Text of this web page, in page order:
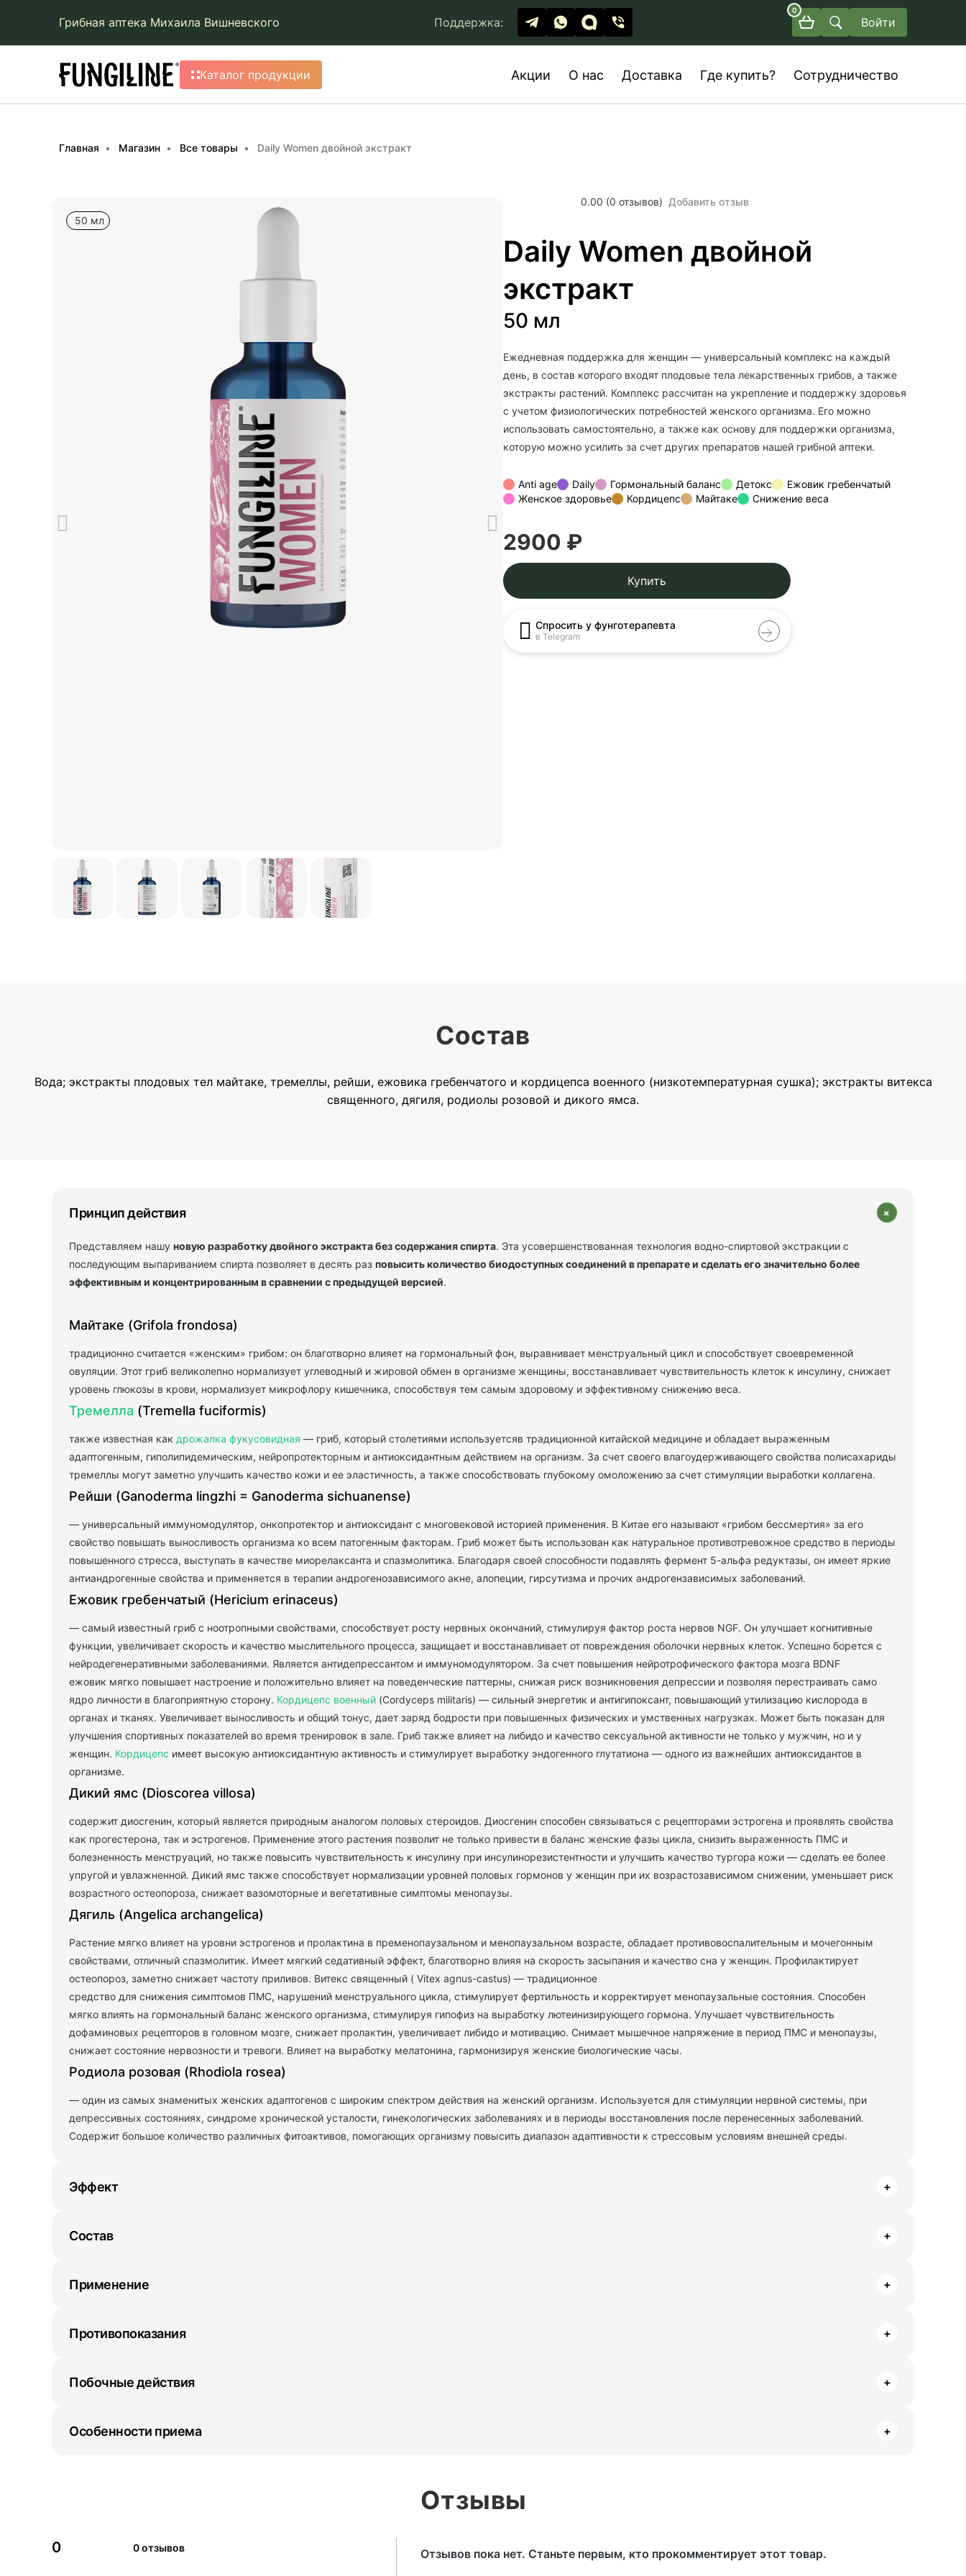
Грибная аптека Михаила Вишневского Поддержка:
0
Войти
Каталог продукции Акции О нас Доставка Где купить? Сотрудничество
Главная Магазин Все товары Daily Women двойной экстракт
50 мл
0.00 (0 отзывов) Добавить отзыв
Daily Women двойной
экстракт
50 мл
Ежедневная поддержка для женщин — универсальный комплекс на каждый
день, в состав которого входят плодовые тела лекарственных грибов, а также
экстракты растений. Комплекс рассчитан на укрепление и поддержку здоровья
с учетом физиологических потребностей женского организма. Его можно
использовать самостоятельно, а также как основу для поддержки организма,
которую можно усилить за счет других препаратов нашей грибной аптеки.
Anti age Daily Гормональный баланс Детокс
Ежовик гребенчатый
Женское здоровье
Кордицепс Майтаке Снижение веса
2900 ₽
Купить
Спросить у фунготерапевта
в Telegram
Состав
Вода; экстракты плодовых тел майтаке, тремеллы, рейши, ежовика гребенчатого и кордицепса военного (низкотемпературная сушка); экстракты витекса
священного, дягиля, родиолы розовой и дикого ямса.
Принцип действия +
Представляем нашу новую разработку двойного экстракта без содержания спирта. Эта усовершенствованная технология водно-спиртовой экстракции с
последующим выпариванием спирта позволяет в десять раз повысить количество биодоступных соединений в препарате и сделать его значительно более
эффективным и концентрированным в сравнении с предыдущей версией.
Майтаке (Grifola frondosa)
традиционно считается «женским» грибом: он благотворно влияет на гормональный фон, выравнивает менструальный цикл и способствует своевременной
овуляции. Этот гриб великолепно нормализует углеводный и жировой обмен в организме женщины, восстанавливает чувствительность клеток к инсулину, снижает
уровень глюкозы в крови, нормализует микрофлору кишечника, способствуя тем самым здоровому и эффективному снижению веса.
Тремелла (Tremella fuciformis)
также известная как дрожалка фукусовидная — гриб, который столетиями используетсяв традиционной китайской медицине и обладает выраженным
адаптогенным, гиполипидемическим, нейропротекторным и антиоксидантным действием на организм. За счет своего влагоудерживающего свойства полисахариды
тремеллы могут заметно улучшить качество кожи и ее эластичность, а также способствовать глубокому омоложению за счет стимуляции выработки коллагена.
Рейши (Ganoderma lingzhi = Ganoderma sichuanense)
— универсальный иммуномодулятор, онкопротектор и антиоксидант с многовековой историей применения. В Китае его называют «грибом бессмертия» за его
свойство повышать выносливость организма ко всем патогенным факторам. Гриб может быть использован как натуральное противотревожное средство в периоды
повышенного стресса, выступать в качестве миорелаксанта и спазмолитика. Благодаря своей способности подавлять фермент 5-альфа редуктазы, он имеет яркие
антиандрогенные свойства и применяется в терапии андрогенозависимого акне, алопеции, гирсутизма и прочих андрогензависимых заболеваний.
Ежовик гребенчатый (Hericium erinaceus)
— самый известный гриб с ноотропными свойствами, способствует росту нервных окончаний, стимулируя фактор роста нервов NGF. Он улучшает когнитивные
функции, увеличивает скорость и качество мыслительного процесса, защищает и восстанавливает от повреждения оболочки нервных клеток. Успешно борется с
нейродегенеративными заболеваниями. Является антидепрессантом и иммуномодулятором. За счет повышения нейротрофического фактора мозга BDNF
ежовик мягко повышает настроение и положительно влияет на поведенческие паттерны, снижая риск возникновения депрессии и позволяя перестраивать само
ядро личности в благоприятную сторону. Кордицепс военный (Cordyceps militaris) — сильный энергетик и антигипоксант, повышающий утилизацию кислорода в
органах и тканях. Увеличивает выносливость и общий тонус, дает заряд бодрости при повышенных физических и умственных нагрузках. Может быть показан для
улучшения спортивных показателей во время тренировок в зале. Гриб также влияет на либидо и качество сексуальной активности не только у мужчин, но и у
женщин. Кордицепс имеет высокую антиоксидантную активность и стимулирует выработку эндогенного глутатиона — одного из важнейших антиоксидантов в
организме.
Дикий ямс (Dioscorea villosa)
содержит диосгенин, который является природным аналогом половых стероидов. Диосгенин способен связываться с рецепторами эстрогена и проявлять свойства
как прогестерона, так и эстрогенов. Применение этого растения позволит не только привести в баланс женские фазы цикла, снизить выраженность ПМС и
болезненность менструаций, но также повысить чувствительность к инсулину при инсулинорезистентности и улучшить качество тургора кожи — сделать ее более
упругой и увлажненной. Дикий ямс также способствует нормализации уровней половых гормонов у женщин при их возрастозависимом снижении, уменьшает риск
возрастного остеопороза, снижает вазомоторные и вегетативные симптомы менопаузы.
Дягиль (Angelica archangelica)
Растение мягко влияет на уровни эстрогенов и пролактина в пременопаузальном и менопаузальном возрасте, обладает противовоспалительным и мочегонным
свойствами, отличный спазмолитик. Имеет мягкий седативный эффект, благотворно влияя на скорость засыпания и качество сна у женщин. Профилактирует
остеопороз, заметно снижает частоту приливов. Витекс священный ( Vitex agnus-castus) — традиционное
средство для снижения симптомов ПМС, нарушений менструального цикла, стимулирует фертильность и корректирует менопаузальные состояния. Способен
мягко влиять на гормональный баланс женского организма, стимулируя гипофиз на выработку лютеинизирующего гормона. Улучшает чувствительность
дофаминовых рецепторов в головном мозге, снижает пролактин, увеличивает либидо и мотивацию. Снимает мышечное напряжение в период ПМС и менопаузы,
снижает состояние нервозности и тревоги. Влияет на выработку мелатонина, гармонизируя женские биологические часы.
Родиола розовая (Rhodiola rosea)
— один из самых знаменитых женских адаптогенов с широким спектром действия на женский организм. Используется для стимуляции нервной системы, при
депрессивных состояниях, синдроме хронической усталости, гинекологических заболеваниях и в периоды восстановления после перенесенных заболеваний.
Содержит большое количество различных фитоактивов, помогающих организму повысить диапазон адаптивности к стрессовым условиям внешней среды.
Эффект +
Состав +
Применение +
Противопоказания +
Побочные действия +
Особенности приема +
0 0 отзывов
Отзывы
Отзывов пока нет. Станьте первым, кто прокомментирует этот товар.